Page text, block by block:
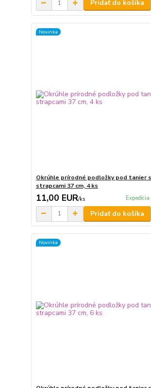
Pridať do košíka
Novinka
Okrúhle prírodné podložky pod tanier
strapcami 37 cm, 4 ks
11,00 EUR/ks
Pridať do košíka
Novinka